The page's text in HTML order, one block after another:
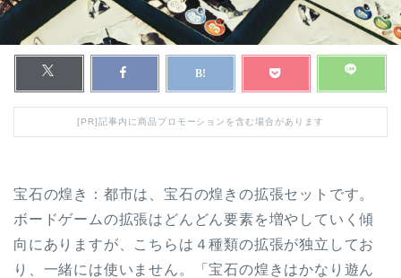
[PR]記事内に商品プロモーションを含む場合があります
宝石の煌き：都市は、宝石の煌きの拡張セットです。
ボードゲームの拡張はどんどん要素を増やしていく傾
向にありますが、こちらは４種類の拡張が独立してお
り、一緒には使いません。「宝石の煌きはかなり遊ん